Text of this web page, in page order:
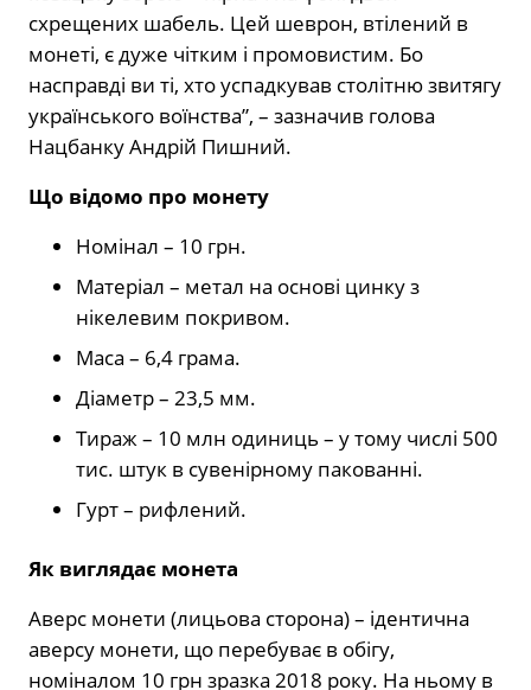
схрещених шабель. Цей шеврон, втілений в
монеті, є дуже чітким і промовистим. Бо
насправді ви ті, хто успадкував столітню звитягу
українського воїнства”, – зазначив голова
Нацбанку Андрій Пишний.
Що відомо про монету
Номінал – 10 грн.
Матеріал – метал на основі цинку з
нікелевим покривом.
Маса – 6,4 грама.
Діаметр – 23,5 мм.
Тираж – 10 млн одиниць – у тому числі 500
тис. штук в сувенірному пакованні.
Гурт – рифлений.
Як виглядає монета
Аверс монети (лицьова сторона) – ідентична
аверсу монети, що перебуває в обігу,
номіналом 10 грн зразка 2018 року. На ньому в